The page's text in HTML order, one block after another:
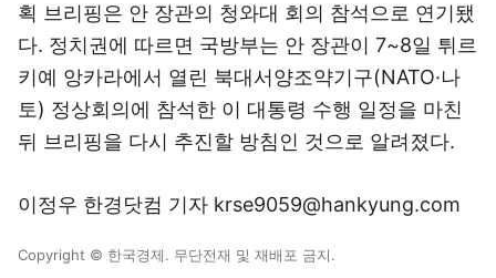
획 브리핑은 안 장관의 청와대 회의 참석으로 연기됐
다. 정치권에 따르면 국방부는 안 장관이 7~8일 튀르
키예 앙카라에서 열린 북대서양조약기구(NATO·나
토) 정상회의에 참석한 이 대통령 수행 일정을 마친
뒤 브리핑을 다시 추진할 방침인 것으로 알려졌다.
이정우 한경닷컴 기자 krse9059@hankyung.com
Copyright © 한국경제. 무단전재 및 재배포 금지.